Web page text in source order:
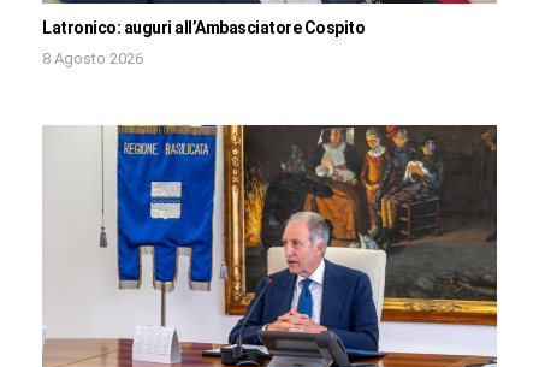
Latronico: auguri all’Ambasciatore Cospito
8 Agosto 2026